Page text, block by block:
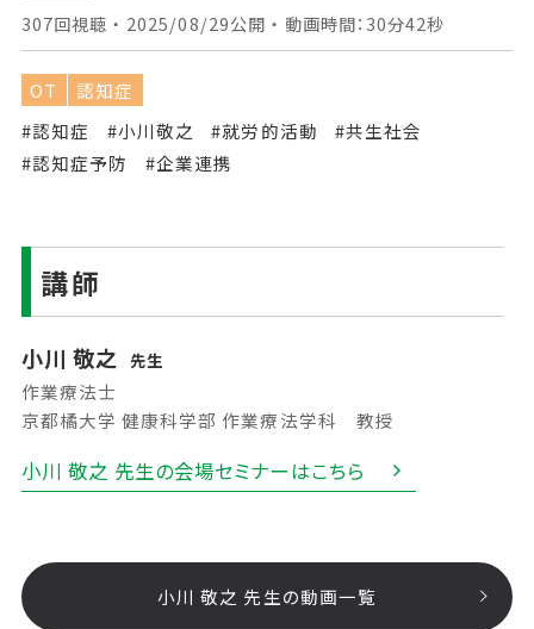
307回視聴 ・ 2025/08/29公開 ・ 動画時間：30分42秒
OT
認知症
#認知症
#小川敬之 #就労的活動
#共生社会
#認知症予防
#企業連携
講師
小川 敬之 先生
作業療法士
京都橘大学 健康科学部 作業療法学科 教授
小川 敬之 先生の会場セミナーはこちら
小川 敬之 先生の動画一覧